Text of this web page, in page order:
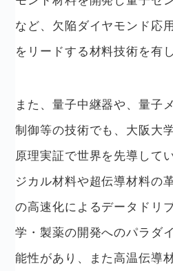
など、欠陥ダイヤモンド応
をリードする材料技術を有し
また、量子中継器や、量子
制御等の技術でも、大阪大
原理実証で世界を先導して
ジカル材料や超伝導材料の
の高速化によるデータドリ
学・製薬の開発へのパラダ
能性があり、また高温伝導